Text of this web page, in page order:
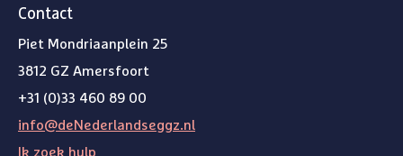
Contact
Piet Mondriaanplein 25
3812 GZ Amersfoort
+31 (0)33 460 89 00
info@deNederlandseggz.nl
Ik zoek hulp